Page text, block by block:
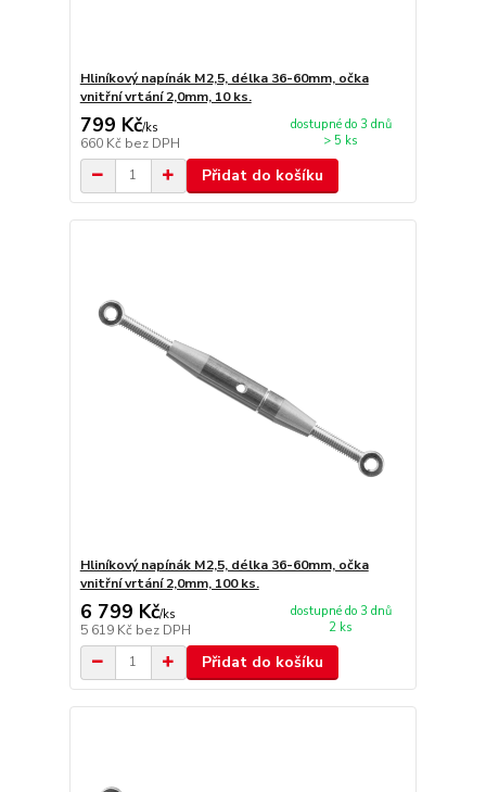
Hliníkový napínák M2,5, délka 36-60mm, očka
vnitřní vrtání 2,0mm, 10 ks.
799 Kč/ks
660 Kč bez DPH
dostupné do 3 dnů
> 5 ks
Přidat do košíku
Hliníkový napínák M2,5, délka 36-60mm, očka
vnitřní vrtání 2,0mm, 100 ks.
6 799 Kč/ks
5 619 Kč bez DPH
dostupné do 3 dnů
2 ks
Přidat do košíku